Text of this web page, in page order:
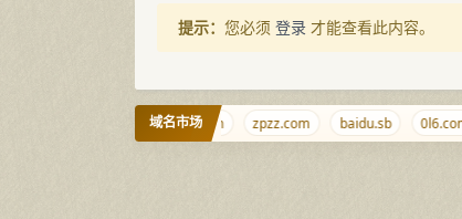
提示： 您必须 登录 才能查看此内容。
域名市场
714.cn zpzz.com baidu.sb 0l6.com